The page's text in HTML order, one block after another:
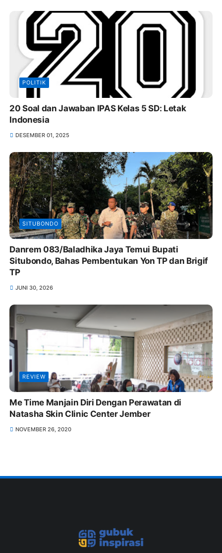
POLITIK
20 Soal dan Jawaban IPAS Kelas 5 SD: Letak
Indonesia
DESEMBER 01, 2025
SITUBONDO
Danrem 083/Baladhika Jaya Temui Bupati
Situbondo, Bahas Pembentukan Yon TP dan Brigif
TP
JUNI 30, 2026
REVIEW
Me Time Manjain Diri Dengan Perawatan di
Natasha Skin Clinic Center Jember
NOVEMBER 26, 2020